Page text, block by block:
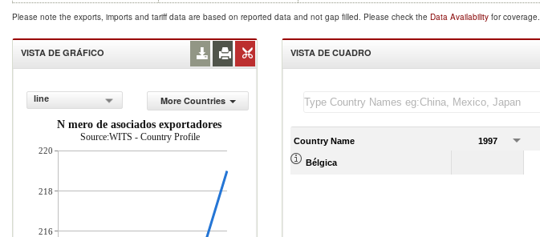
Please note the exports, imports and tariff data are based on reported data and not gap filled. Please check the Data Availability for coverage.
VISTA DE GRÁFICO
line
More Countries
N mero de asociados exportadores
Source:WITS - Country Profile
220
218
216
VISTA DE CUADRO
Country Name 1997
Bélgica